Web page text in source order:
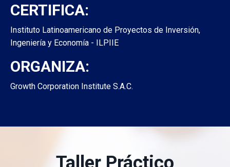
CERTIFICA:
Instituto Latinoamericano de Proyectos de Inversión,
Ingeniería y Economía - ILPIIE
ORGANIZA:
Growth Corporation Institute S.A.C.